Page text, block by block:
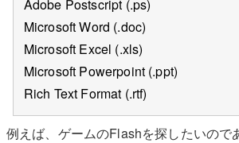
Adobe Postscript (.ps)
Microsoft Word (.doc)
Microsoft Excel (.xls)
Microsoft Powerpoint (.ppt)
Rich Text Format (.rtf)
例えば、ゲームのFlashを探したいので